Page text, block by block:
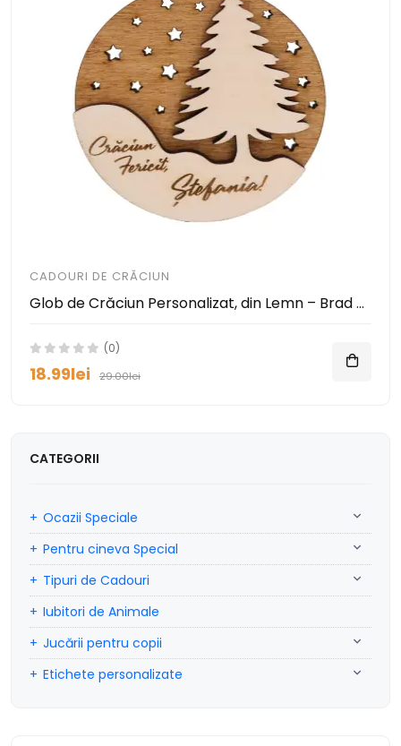
CADOURI DE CRĂCIUN
Glob de Crăciun Personalizat, din Lemn – Brad cu Mesaj și Stele Decupate
(0)
18.99lei 29.00lei
CATEGORII
Ocazii Speciale
Pentru cineva Special
Tipuri de Cadouri
Iubitori de Animale
Jucării pentru copii
Etichete personalizate